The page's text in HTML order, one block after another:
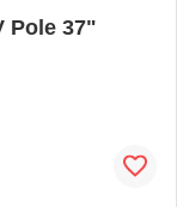
Pole 37"